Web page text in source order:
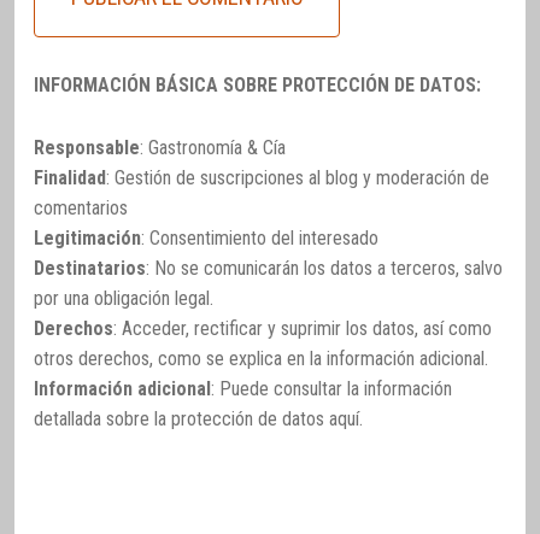
INFORMACIÓN BÁSICA SOBRE PROTECCIÓN DE DATOS:
Responsable: Gastronomía & Cía
Finalidad: Gestión de suscripciones al blog y moderación de
comentarios
Legitimación: Consentimiento del interesado
Destinatarios: No se comunicarán los datos a terceros, salvo
por una obligación legal.
Derechos: Acceder, rectificar y suprimir los datos, así como
otros derechos, como se explica en la información adicional.
Información adicional: Puede consultar la información
detallada sobre la protección de datos aquí.